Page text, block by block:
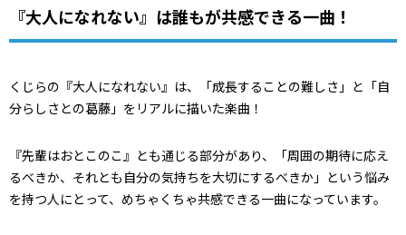
『大人になれない』は誰もが共感できる一曲！
くじらの『大人になれない』は、「成長することの難しさ」と「自
分らしさとの葛藤」をリアルに描いた楽曲！
『先輩はおとこのこ』とも通じる部分があり、「周囲の期待に応え
るべきか、それとも自分の気持ちを大切にするべきか」という悩み
を持つ人にとって、めちゃくちゃ共感できる一曲になっています。